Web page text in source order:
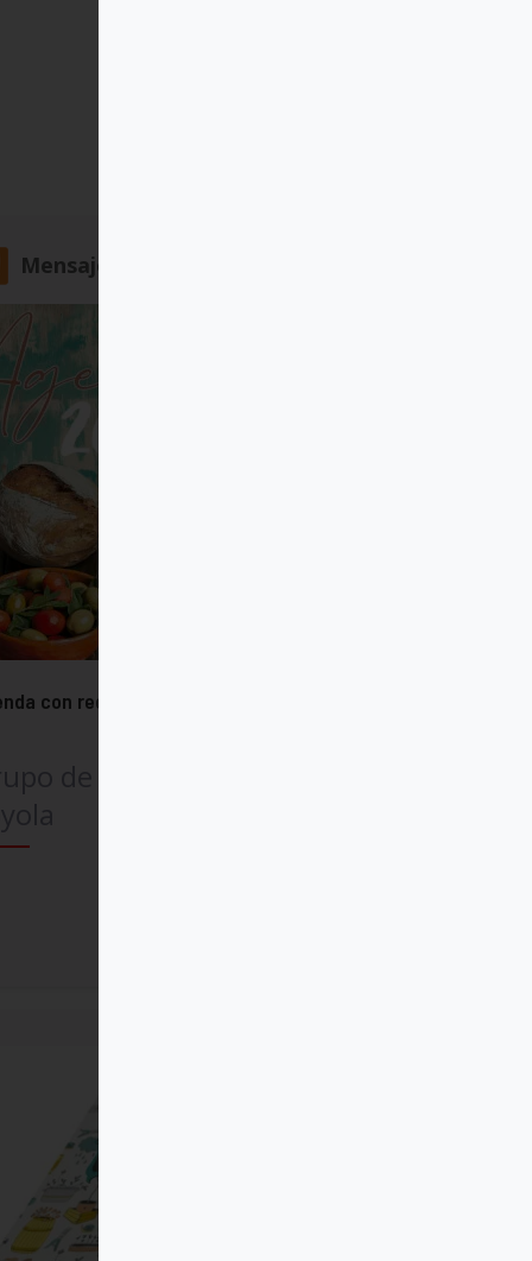
Mensajero
con recetas de cocina 2026